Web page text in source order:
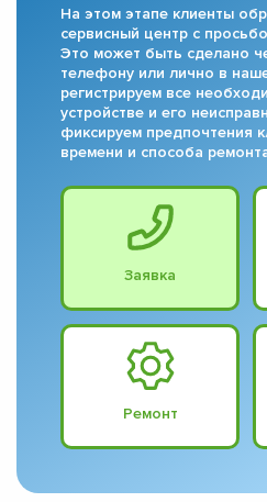
На этом этапе клиенты
сервисный центр с
Это может быть сделано
телефону или лично в
регистрируем все
устройстве и его
фиксируем предпочтения
времени и способа
Заявка
Ремонт